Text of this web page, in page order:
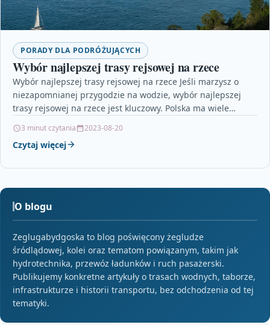
PORADY DLA PODRÓŻUJĄCYCH
Wybór najlepszej trasy rejsowej na rzece
Wybór najlepszej trasy rejsowej na rzece Jeśli marzysz o
niezapomnianej przygodzie na wodzie, wybór najlepszej
trasy rejsowej na rzece jest kluczowy. Polska ma wiele…
3 minut czytania 2023-08-20
Czytaj więcej
O blogu
Zeglugabydgoska to blog poświęcony żegludze
śródlądowej, kolei oraz tematom powiązanym, takim jak
hydrotechnika, przewóz ładunków i ruch pasażerski.
Publikujemy konkretne artykuły o trasach wodnych, taborze,
infrastrukturze i historii transportu, bez odchodzenia od tej
tematyki.